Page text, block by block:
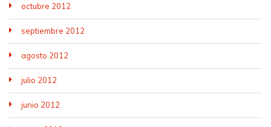
octubre 2012
septiembre 2012
agosto 2012
julio 2012
junio 2012